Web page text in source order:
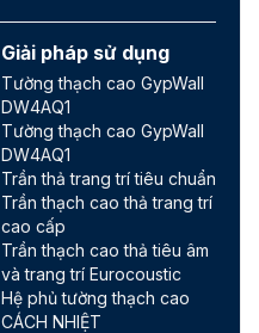
Giải pháp sử dụng
Tường thạch cao GypWall
DW4AQ1
Tường thạch cao GypWall
DW4AQ1
Trần thả trang trí tiêu chuẩn
Trần thạch cao thả trang trí
cao cấp
Trần thạch cao thả tiêu âm
và trang trí Eurocoustic
Hệ phủ tường thạch cao
CÁCH NHIỆT